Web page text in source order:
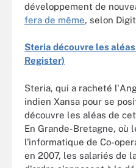
développement de
fera de même, selon
Steria découvre les
Register)
Steria, qui a racheté
indien Xansa pour se
découvre les aléas de
En Grande-Bretagne, où
l'informatique de Co-
en 2007, les salariés de